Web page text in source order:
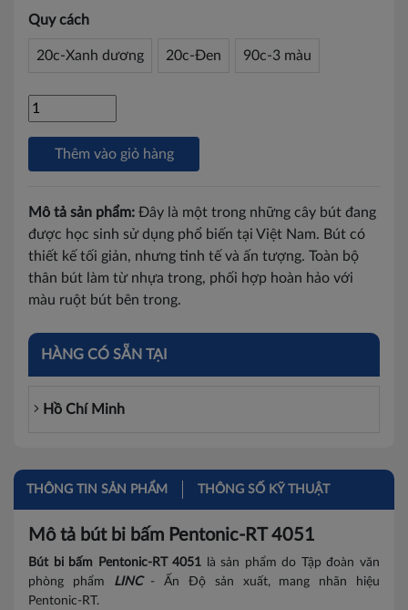
Quy cách
20c-Xanh dương 20c-Đen 90c-3 màu
Thêm vào giỏ hàng
Mô tả sản phẩm: Đây là một trong những cây bút đang
được học sinh sử dụng phổ biến tại Việt Nam. Bút có
thiết kế tối giản, nhưng tinh tế và ấn tượng. Toàn bộ
thân bút làm từ nhựa trong, phối hợp hoàn hảo với
màu ruột bút bên trong.
HÀNG CÓ SẴN TẠI
Hồ Chí Minh
THÔNG TIN SẢN PHẨM THÔNG SỐ KỸ THUẬT
Mô tả bút bi bấm Pentonic-RT 4051
Bút bi bấm Pentonic-RT 4051 là sản phẩm do Tập đoàn văn
phòng phẩm LINC - Ấn Độ sản xuất, mang nhãn hiệu
Pentonic-RT.